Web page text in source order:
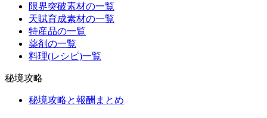
限界突破素材の一覧
天賦育成素材の一覧
特産品の一覧
薬剤の一覧
料理(レシピ)一覧
秘境攻略
秘境攻略と報酬まとめ